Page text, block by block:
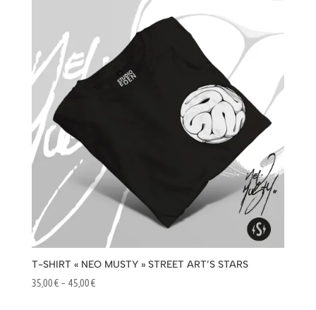
45,00 €
T-SHIRT « NEO MUSTY » STREET ART’S STARS
35,00€ – 45,00€Plage